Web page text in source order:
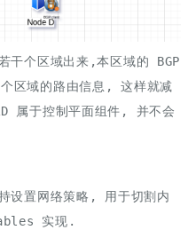
干个区域出来,本区域的 BGP
区域的路由信息, 这样就减
属于控制平面组件, 并不会
置网络策略, 用于切割内
实现.